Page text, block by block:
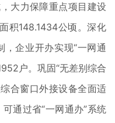
大力保障重点项目建设
积148.1434公顷。深化
，企业开办实现“一网通
户。巩固“无差别综合
合窗口外接设备全面适
通过省“一网通办”系统